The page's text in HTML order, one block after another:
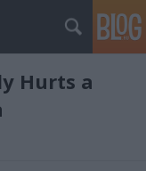
Hurts a